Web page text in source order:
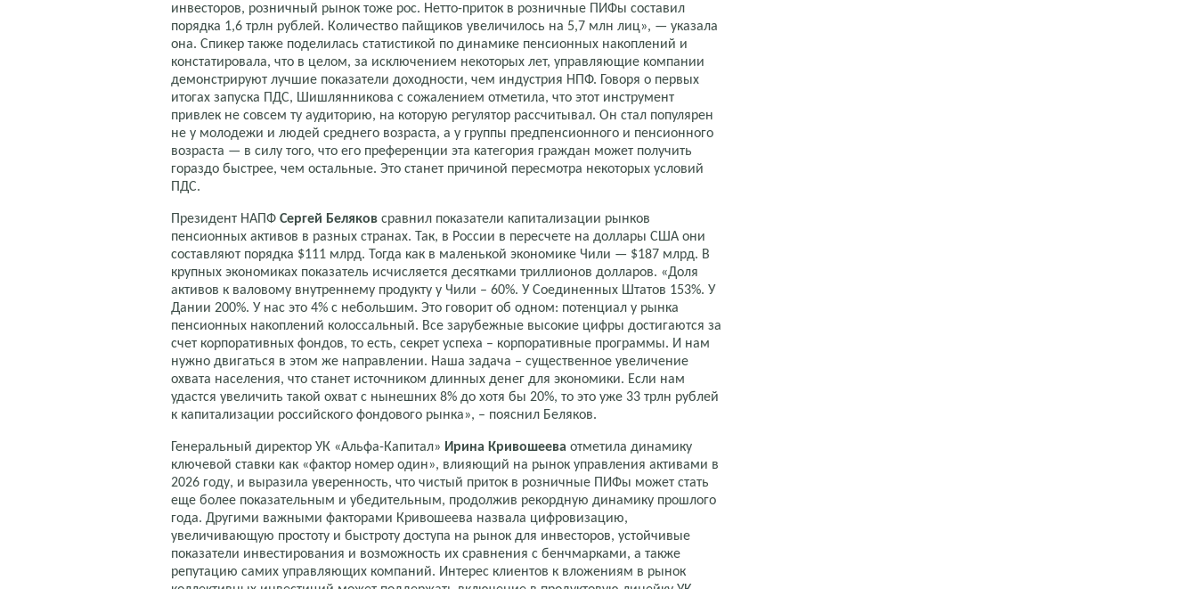
инвесторов, розничный рынок тоже рос. Нетто-приток в розничные ПИФы составил
порядка 1,6 трлн рублей. Количество пайщиков увеличилось на 5,7 млн лиц», — указала
она. Спикер также поделилась статистикой по динамике пенсионных накоплений и
констатировала, что в целом, за исключением некоторых лет, управляющие компании
демонстрируют лучшие показатели доходности, чем индустрия НПФ. Говоря о первых
итогах запуска ПДС, Шишлянникова с сожалением отметила, что этот инструмент
привлек не совсем ту аудиторию, на которую регулятор рассчитывал. Он стал популярен
не у молодежи и людей среднего возраста, а у группы предпенсионного и пенсионного
возраста — в силу того, что его преференции эта категория граждан может получить
гораздо быстрее, чем остальные. Это станет причиной пересмотра некоторых условий
ПДС.
Президент НАПФ Сергей Беляков сравнил показатели капитализации рынков
пенсионных активов в разных странах. Так, в России в пересчете на доллары США они
составляют порядка $111 млрд. Тогда как в маленькой экономике Чили — $187 млрд. В
крупных экономиках показатель исчисляется десятками триллионов долларов. «Доля
активов к валовому внутреннему продукту у Чили – 60%. У Соединенных Штатов 153%. У
Дании 200%. У нас это 4% с небольшим. Это говорит об одном: потенциал у рынка
пенсионных накоплений колоссальный. Все зарубежные высокие цифры достигаются за
счет корпоративных фондов, то есть, секрет успеха – корпоративные программы. И нам
нужно двигаться в этом же направлении. Наша задача – существенное увеличение
охвата населения, что станет источником длинных денег для экономики. Если нам
удастся увеличить такой охват с нынешних 8% до хотя бы 20%, то это уже 33 трлн рублей
к капитализации российского фондового рынка», – пояснил Беляков.
Генеральный директор УК «Альфа-Капитал» Ирина Кривошеева отметила динамику
ключевой ставки как «фактор номер один», влияющий на рынок управления активами в
2026 году, и выразила уверенность, что чистый приток в розничные ПИФы может стать
еще более показательным и убедительным, продолжив рекордную динамику прошлого
года. Другими важными факторами Кривошеева назвала цифровизацию,
увеличивающую простоту и быстроту доступа на рынок для инвесторов, устойчивые
показатели инвестирования и возможность их сравнения с бенчмарками, а также
репутацию самих управляющих компаний. Интерес клиентов к вложениям в рынок